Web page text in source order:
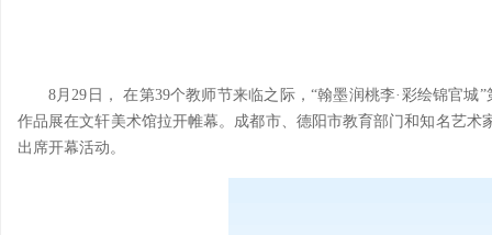
8月29日， 在第39个教师节来临之际，“翰墨润桃李·彩绘锦官
作品展在文轩美术馆拉开帷幕。成都市、德阳市教育部门和知名艺
出席开幕活动。